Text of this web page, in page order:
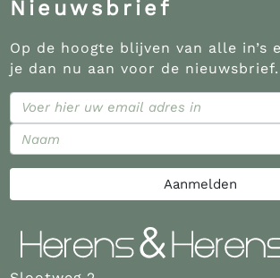
Nieuwsbrief
Op de hoogte blijven van alle in’s
je dan nu aan voor de nieuwsbrief.
Aanmelden